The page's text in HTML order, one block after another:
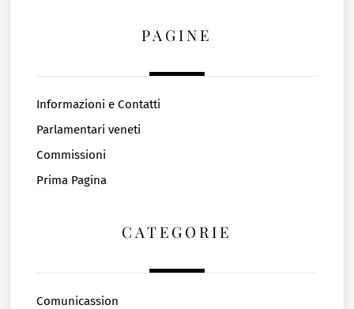
PAGINE
Informazioni e Contatti
Parlamentari veneti
Commissioni
Prima Pagina
CATEGORIE
Comunicassion